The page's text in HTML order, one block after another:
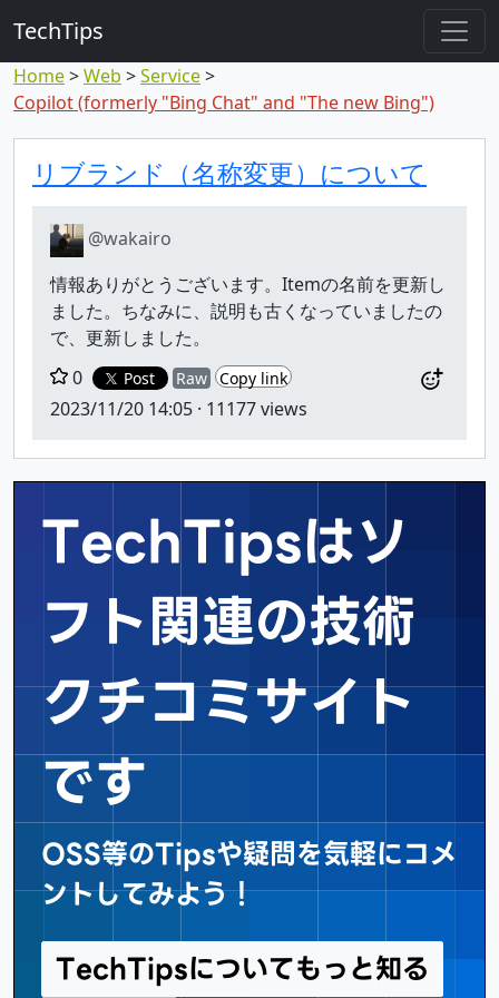
TechTips
Home Web
Service
Copilot (formerly "Bing Chat" and "The new Bing")
対象のコメント
トピックと対象コメント
リブランド（名称変更）について
@wakairo
情報ありがとうございます。Itemの名前を更新し
ました。ちなみに、説明も古くなっていましたの
で、更新しました。
0
Post Raw Copy link
2023/11/20 14:05 · 11177 views
TechTipsはソ
フト関連の技術
クチコミサイト
です
OSS等のTipsや疑問を気軽にコメ
ントしてみよう！
TechTipsについてもっと知る